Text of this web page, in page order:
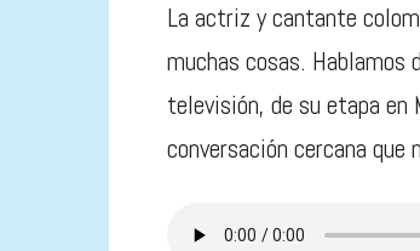
La actriz y cantante
muchas cosas. Hablamos
televisión, de su etapa en
conversación cercana que